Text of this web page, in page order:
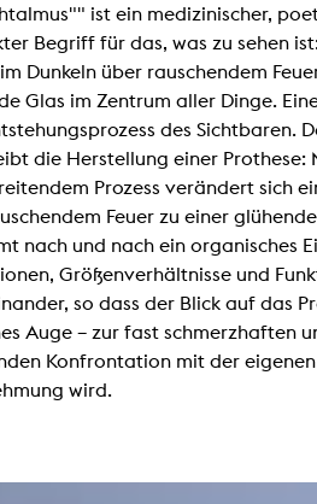
ist ein medizinischer,
Begriff für das, was zu sehen
Dunkeln über rauschendem
Glas im Zentrum aller Dinge.
des Sichtbaren.
die Herstellung einer Prothese:
Prozess verändert sich
Feuer zu einer
nach und nach ein organisches
Größenverhältnisse und
so dass der Blick auf das
Auge – zur fast schmerzhaften
Konfrontation mit der
wird.
3-D-Labor
exMedia Lab
Filmstudios
Fotolabor
Grading
Infrastruktur
Elektroniklabor
Multispecies Studio
Kameratechnik
Schnittplätze
Tonstudios
Werkstatt
Zentrale Ausleihe
BIBLIOTHEK
Digitale Bibliothek
Zeitschriften